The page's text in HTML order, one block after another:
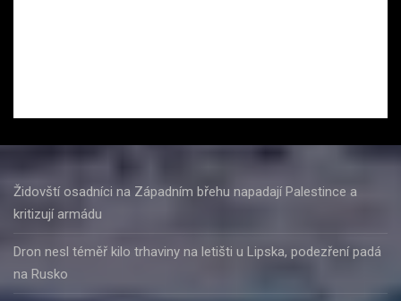
Židovští osadníci na Západním břehu napadají Palestince a
kritizují armádu
Dron nesl téměř kilo trhaviny na letišti u Lipska, podezření padá
na Rusko